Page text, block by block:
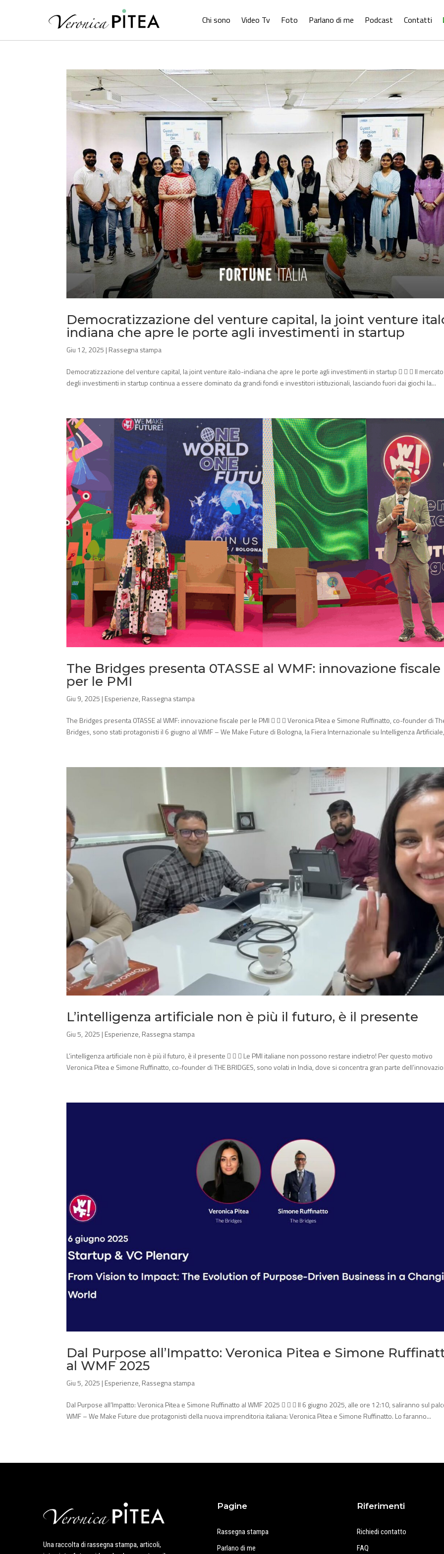
Chi sono Video Tv Foto Parlano di me Podcast Contatti
Democratizzazione del venture capital, la joint venture
indiana che apre le porte agli investimenti in startup
Giu 12, 2025 | Rassegna stampa
Democratizzazione del venture capital, la joint venture italo-indiana che apre le porte agli investimenti in startup    Il mercato
degli investimenti in startup continua a essere dominato da grandi fondi e investitori istituzionali, lasciando fuori dai giochi la...
The Bridges presenta 0TASSE al WMF: innovazione fiscale
per le PMI
Giu 9, 2025 | Esperienze, Rassegna stampa
The Bridges presenta 0TASSE al WMF: innovazione fiscale per le PMI    Veronica Pitea e Simone Ruffinatto, co-founder di
Bridges, sono stati protagonisti il 6 giugno al WMF – We Make Future di Bologna, la Fiera Internazionale su Intelligenza
L’intelligenza artificiale non è più il futuro, è il presente
Giu 5, 2025 | Esperienze, Rassegna stampa
L’intelligenza artificiale non è più il futuro, è il presente    Le PMI italiane non possono restare indietro! Per questo motivo
Veronica Pitea e Simone Ruffinatto, co-founder di THE BRIDGES, sono volati in India, dove si concentra gran parte
Dal Purpose all’Impatto: Veronica Pitea e Simone
al WMF 2025
Giu 5, 2025 | Esperienze, Rassegna stampa
Dal Purpose all’Impatto: Veronica Pitea e Simone Ruffinatto al WMF 2025    Il 6 giugno 2025, alle ore 12:10, saliranno sul
WMF – We Make Future due protagonisti della nuova imprenditoria italiana: Veronica Pitea e Simone Ruffinatto. Lo faranno...
Una raccolta di rassegna stampa, articoli,
Pagine
Rassegna stampa
Parlano di me
Riferimenti
Richiedi contatto
FAQ